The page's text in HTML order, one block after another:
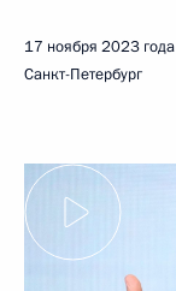
17 ноября 2023 года
Санкт-Петербург